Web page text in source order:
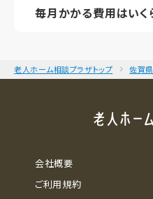
毎月かかる費用はいく
老人ホーム相談プラザトップ 佐賀県
会社概要
ご利用規約